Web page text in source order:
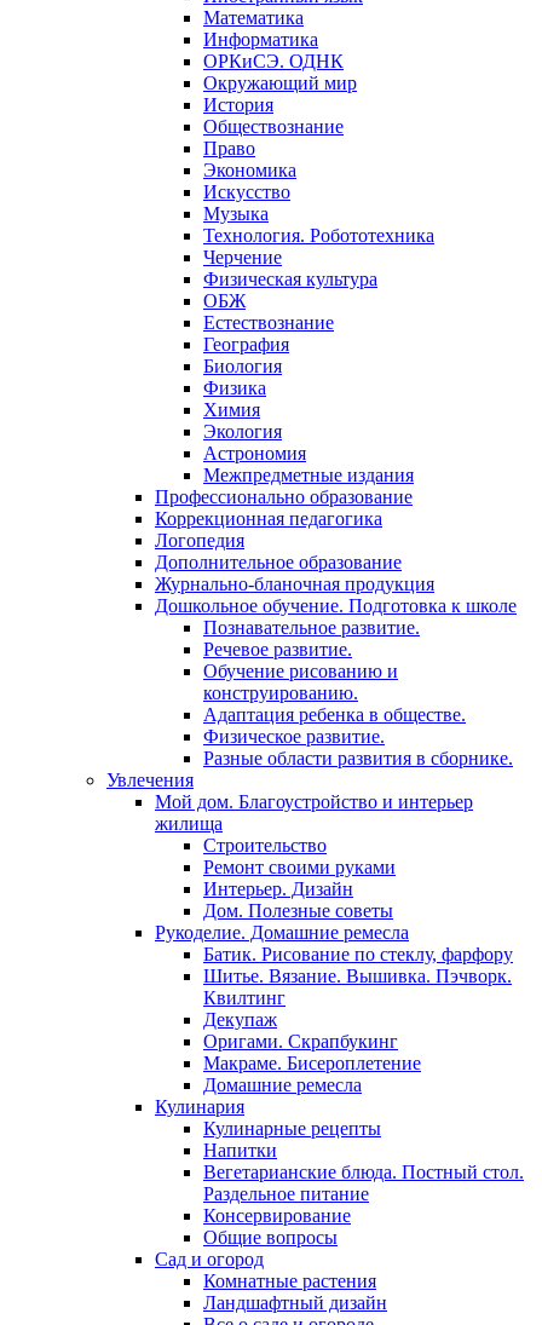
Математика
Информатика
ОРКиСЭ. ОДНК
Окружающий мир
История
Обществознание
Право
Экономика
Искусство
Музыка
Технология. Робототехника
Черчение
Физическая культура
ОБЖ
Естествознание
География
Биология
Физика
Химия
Экология
Астрономия
Межпредметные издания
Профессионально образование
Коррекционная педагогика
Логопедия
Дополнительное образование
Журнально-бланочная продукция
Дошкольное обучение. Подготовка к школе
Познавательное развитие.
Речевое развитие.
Обучение рисованию и
конструированию.
Адаптация ребенка в обществе.
Физическое развитие.
Разные области развития в сборнике.
Увлечения
Мой дом. Благоустройство и интерьер
жилища
Строительство
Ремонт своими руками
Интерьер. Дизайн
Дом. Полезные советы
Рукоделие. Домашние ремесла
Батик. Рисование по стеклу, фарфору
Шитье. Вязание. Вышивка. Пэчворк.
Квилтинг
Декупаж
Оригами. Скрапбукинг
Макраме. Бисероплетение
Домашние ремесла
Кулинария
Кулинарные рецепты
Напитки
Вегетарианские блюда. Постный стол.
Раздельное питание
Консервирование
Общие вопросы
Сад и огород
Комнатные растения
Ландшафтный дизайн